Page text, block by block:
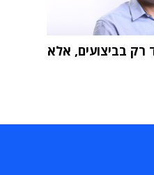
רק בביצועים, אלא